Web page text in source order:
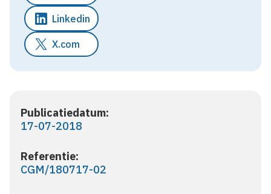
Publicatiedatum:
17-07-2018
Referentie:
CGM/180717-02
Linkedin
X.com